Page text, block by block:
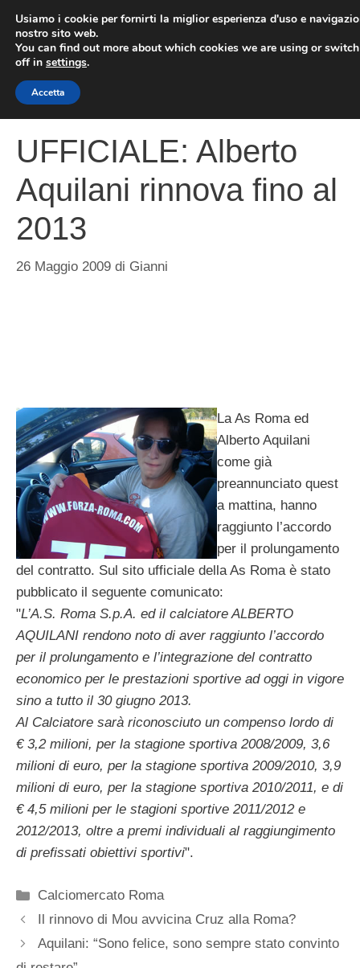
contenuto
UFFICIALE: Alberto
Aquilani rinnova fino al
2013
26 Maggio 2009 di Gianni
La As Roma ed
Alberto Aquilani
come già
preannunciato quest
a mattina, hanno
raggiunto l’accordo
per il prolungamento
del contratto. Sul sito ufficiale della As Roma è stato
pubblicato il seguente comunicato:
"L’A.S. Roma S.p.A. ed il calciatore ALBERTO
AQUILANI rendono noto di aver raggiunto l’accordo
per il prolungamento e l’integrazione del contratto
economico per le prestazioni sportive ad oggi in vigore
sino a tutto il 30 giugno 2013.
Al Calciatore sarà riconosciuto un compenso lordo di
€ 3,2 milioni, per la stagione sportiva 2008/2009, 3,6
milioni di euro, per la stagione sportiva 2009/2010, 3,9
milioni di euro, per la stagione sportiva 2010/2011, e di
€ 4,5 milioni per le stagioni sportive 2011/2012 e
2012/2013, oltre a premi individuali al raggiungimento
di prefissati obiettivi sportivi".
Categorie
Calciomercato Roma
Il rinnovo di Mou avvicina Cruz alla Roma?
Aquilani: “Sono felice, sono sempre stato convinto
Usiamo i cookie per fornirti la miglior esperienza d'uso e
nostro sito web.
You can find out more about which cookies we are using or
off in settings.
Accetta